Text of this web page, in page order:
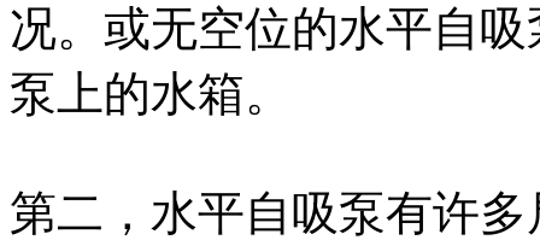
况。或无空位的水平自
泵上的水箱。
第二，水平自吸泵有许